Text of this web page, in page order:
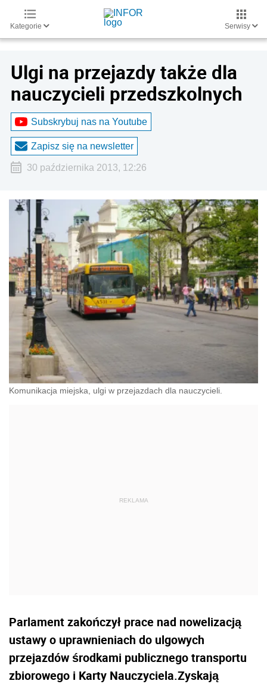
Kategorie Serwisy
Ulgi na przejazdy także dla
nauczycieli przedszkolnych
Subskrybuj nas na Youtube
Zapisz się na newsletter
30 października 2013, 12:26
Komunikacja miejska, ulgi w przejazdach dla nauczycieli.
Parlament zakończył prace nad nowelizacją
ustawy o uprawnieniach do ulgowych
przejazdów środkami publicznego transportu
zbiorowego i Karty Nauczyciela.Zyskają